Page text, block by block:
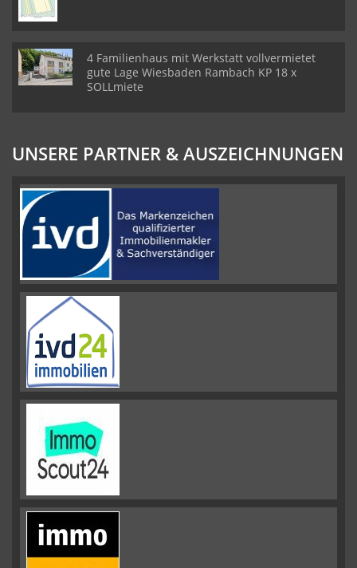
4 Familienhaus mit Werkstatt vollvermietet
gute Lage Wiesbaden Rambach KP 18 x
SOLLmiete
UNSERE PARTNER & AUSZEICHNUNGEN